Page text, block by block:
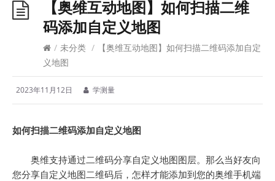
【奥维互动地图】如何扫描二维
码添加自定义地图
/ 未分类 /
【奥维互动地图】如何扫描二维码添加自定
义地图
2023年11月12日 学测量
如何扫描二维码添加自定义地图
奥维支持通过二维码分享自定义地图图层。那么当好友向
您分享自定义地图二维码后，怎样才能添加到您的奥维手机端